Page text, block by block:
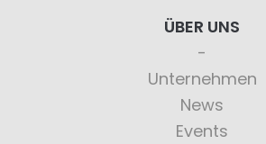
ÜBER UNS
Unternehmen
News
Events